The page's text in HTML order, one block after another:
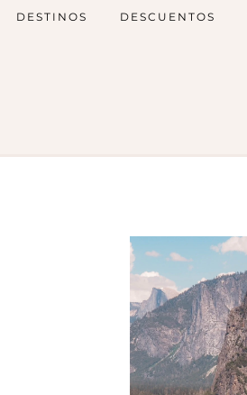
DESTINOS DESCUENTOS